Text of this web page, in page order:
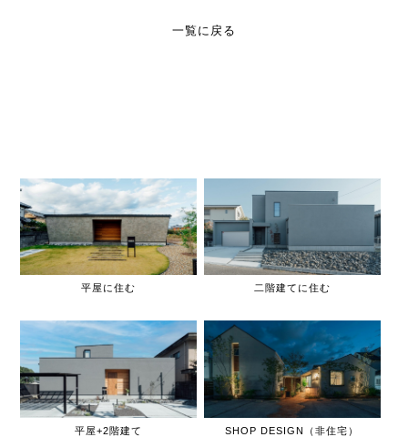
一覧に戻る
平屋に住む 二階建てに住む
平屋+2階建て SHOP DESIGN（非住宅）